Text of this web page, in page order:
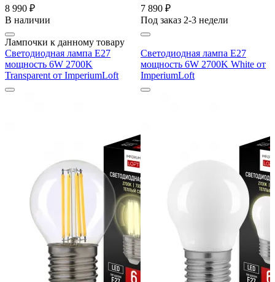
8 990 ₽
В наличии
7 890 ₽
Под заказ 2-3 недели
Лампочки к данному товару
Светодиодная лампа E27
мощность 6W 2700K
Transparent от ImperiumLoft
Светодиодная лампа E27
мощность 6W 2700K White от
ImperiumLoft